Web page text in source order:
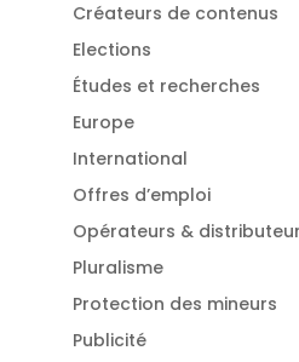
Créateurs de contenus
Elections
Études et recherches
Europe
International
Offres d’emploi
Opérateurs &
Pluralisme
Protection des mineurs
Publicité